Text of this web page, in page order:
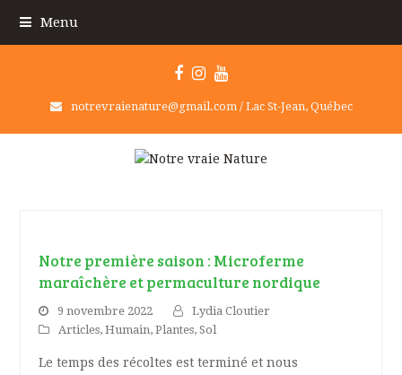
Menu
Facebook
Instagram
Youtube
notrevraienature@gmail.com / Lac St-Jean, Québec
Notre première saison : Microferme
maraîchère et permaculture nordique
9 novembre 2022
Lydia Cloutier
Articles,Humain,Plantes,Sol
Le temps des récoltes est terminé et nous